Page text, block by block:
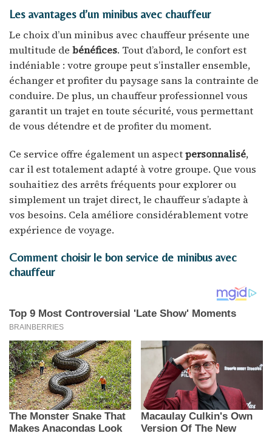
Les avantages d’un minibus avec chauffeur
Le choix d’un minibus avec chauffeur présente une
multitude de bénéfices. Tout d’abord, le confort est
indéniable : votre groupe peut s’installer ensemble,
échanger et profiter du paysage sans la contrainte de
conduire. De plus, un chauffeur professionnel vous
garantit un trajet en toute sécurité, vous permettant
de vous détendre et de profiter du moment.
Ce service offre également un aspectpersonnalisé,
car il est totalement adapté à votre groupe. Que vous
souhaitiez des arrêts fréquents pour explorer ou
simplement un trajet direct, le chauffeur s’adapte à
vos besoins. Cela améliore considérablement votre
expérience de voyage.
Comment choisir le bon service de minibus avec
chauffeur